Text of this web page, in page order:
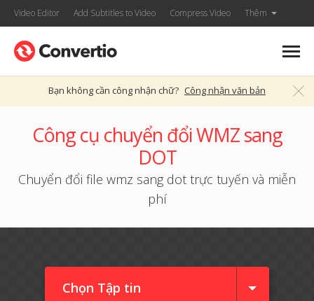
Video Editor Add Subtitles to Video Compress Video Thêm
Bạn không cần công nhận chữ? Công nhận văn bản
Công cụ chuyển đổi WMZ sang
DOT
Chuyển đổi file wmz sang dot trực tuyến và miễn
phí
Chọn Tập tin